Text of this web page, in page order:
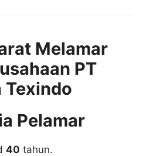
Melamar
PT
Texindo
Pelamar
40 tahun.